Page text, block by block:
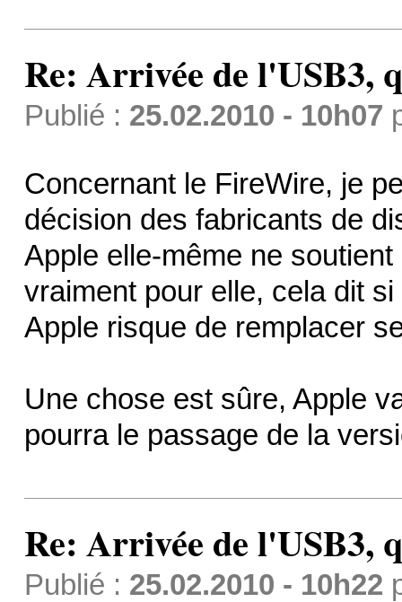
Re: Arrivée de l'USB3,
Publié : 25.02.2010 - 10h07
Concernant le FireWire, je
décision des fabricants de
Apple elle-même ne
vraiment pour elle, cela dit
Apple risque de remplacer
Une chose est sûre, Apple
pourra le passage de la
Re: Arrivée de l'USB3,
Publié : 25.02.2010 - 10h22